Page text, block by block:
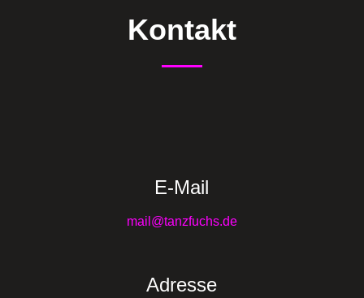
Kontakt
E-Mail
mail@tanzfuchs.de
Adresse